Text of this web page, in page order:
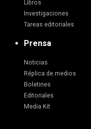
Libros
Investigaciones
Tareas editoriales
Prensa
Noticias
Réplica de medios
Boletines
Editoriales
Media Kit